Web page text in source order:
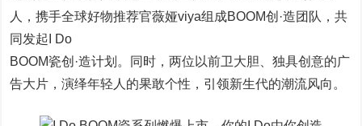
人，携手全球好物推荐官薇娅viya组成BOOM创·造团队，共
同发起I Do
BOOM瓷创·造计划。同时，两位以前卫大胆、独具创意的广
告大片，演绎年轻人的果敢个性，引领新生代的潮流风向。